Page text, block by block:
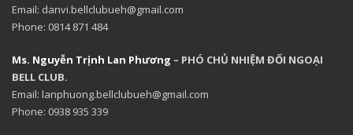
Email: danvi.bellclubueh@gmail.com
Phone: 0814 871 484
Ms. Nguyễn Trịnh Lan Phương – PHÓ CHỦ NHIỆM ĐỐI NGOẠI
BELL CLUB.
Email: lanphuong.bellclubueh@gmail.com
Phone: 0938 935 339